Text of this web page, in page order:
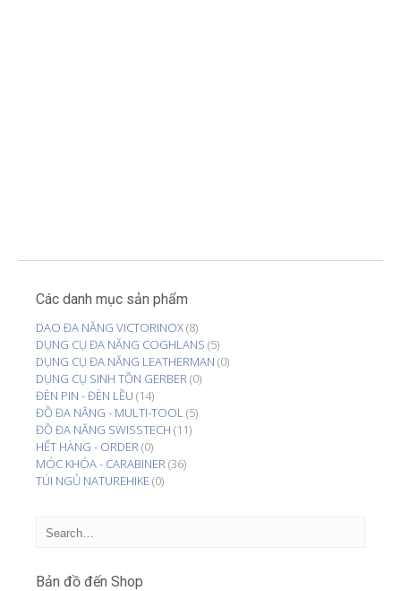
Các danh mục sản phẩm
DAO ĐA NĂNG VICTORINOX(8)
DỤNG CỤ ĐA NĂNG COGHLANS (5)
DỤNG CỤ ĐA NĂNG LEATHERMAN (0)
DỤNG CỤ SINH TỒN GERBER(0)
ĐÈN PIN - ĐÈN LỀU (14)
ĐỒ ĐA NĂNG - MULTI-TOOL(5)
ĐỒ ĐA NĂNG SWISSTECH (11)
HẾT HÀNG - ORDER(0)
MÓC KHÓA - CARABINER(36)
TÚI NGỦ NATUREHIKE(0)
Bản đồ đến Shop